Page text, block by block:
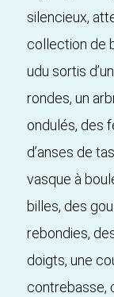
silencieux,
collection de
udu sortis
rondes, un
ondulés, des
d’anses de
vasque à
billes, des
rebondies,
doigts, une
contrebasse,